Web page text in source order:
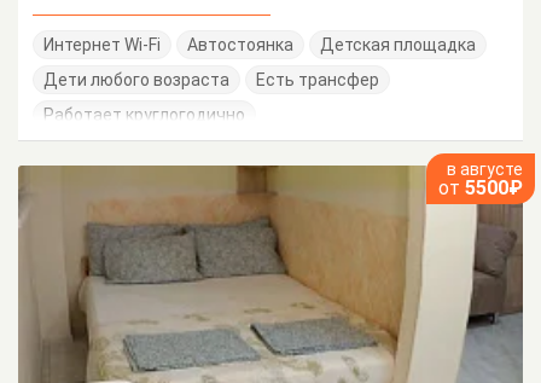
Интернет Wi-Fi Автостоянка
Детская площадка
Дети любого возраста
Есть трансфер
Работает круглогодично
в августе
от 5500₽